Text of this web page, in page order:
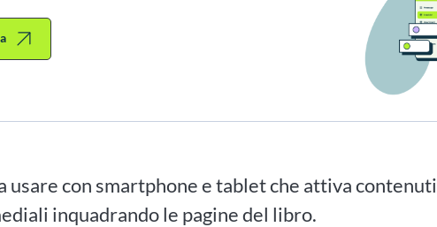
usare con smartphone e tablet che attiva contenuti
inquadrando le pagine del libro.